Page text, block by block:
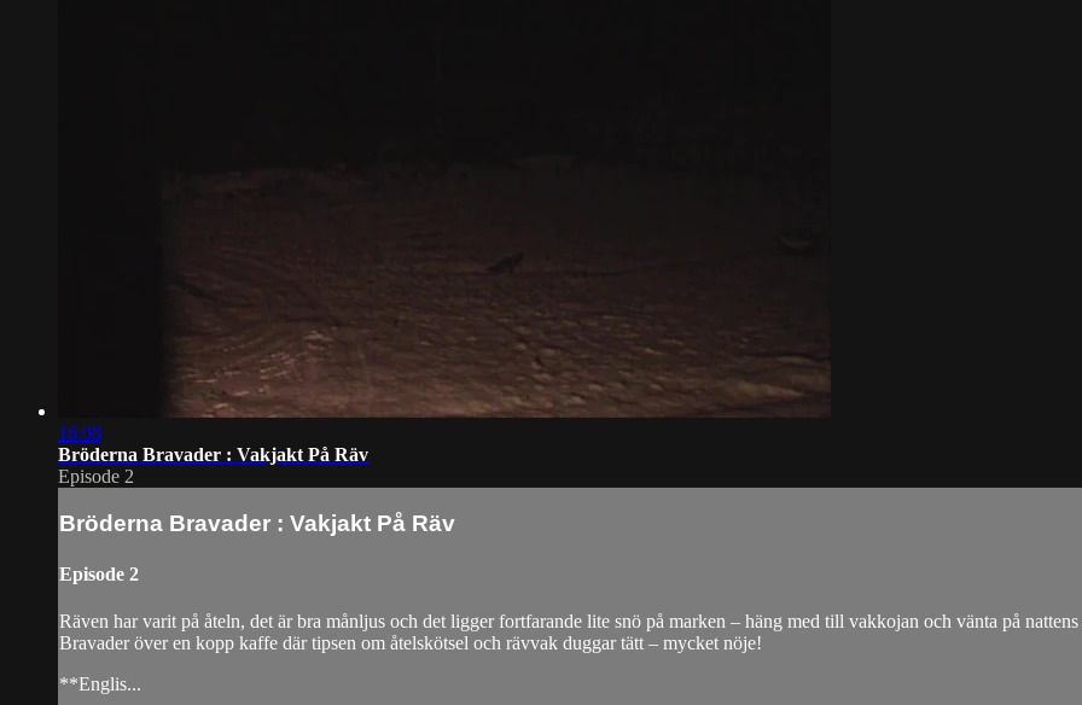
16:08
Bröderna Bravader : Vakjakt På Räv
Episode 2
Bröderna Bravader : Vakjakt På Räv
Episode 2
Räven har varit på åteln, det är bra månljus och det ligger fortfarande lite snö på marken – häng med till vakkojan och vänta på
Bravader över en kopp kaffe där tipsen om åtelskötsel och rävvak duggar tätt – mycket nöje!
**Englis...